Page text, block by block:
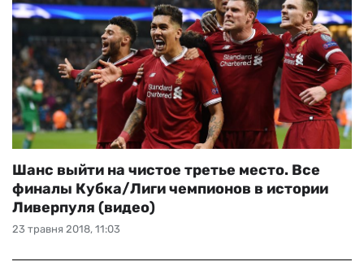
23 травня 2018, 11:03
Шанс выйти на чистое третье место. Все
финалы Кубка/Лиги чемпионов в истории
Ливерпуля (видео)